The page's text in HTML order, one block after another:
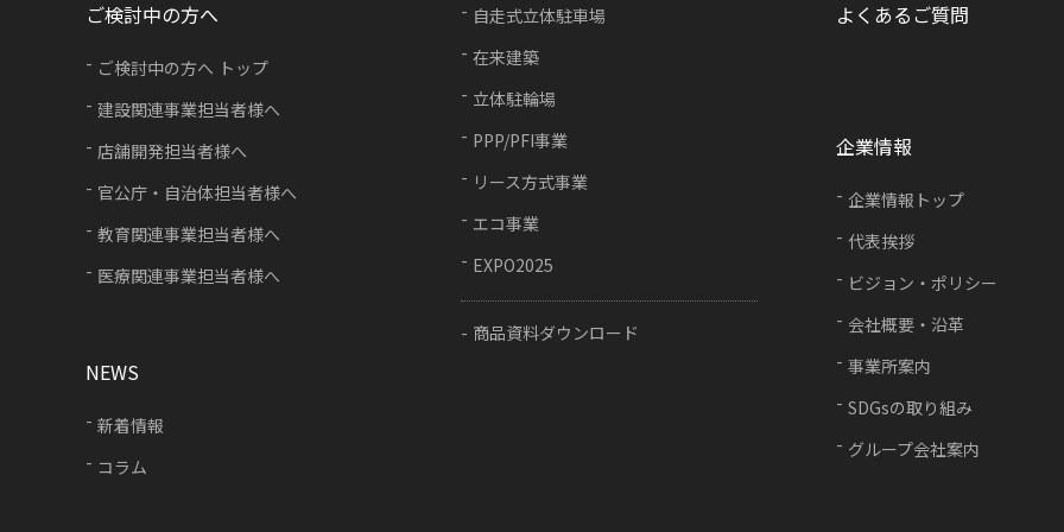
自走式立体駐車場
在来建築
立体駐輪場
PPP/PFI事業
リース方式事業
エコ事業
EXPO2025
商品資料ダウンロード
よくあるご質問
ご検討中の方へ
ご検討中の方へ トップ
建設関連事業担当者様へ
店舗開発担当者様へ
官公庁・自治体担当者様へ
教育関連事業担当者様へ
医療関連事業担当者様へ
企業情報
企業情報トップ
代表挨拶
ビジョン・ポリシー
会社概要・沿革
事業所案内
SDGsの取り組み
グループ会社案内
NEWS
新着情報
コラム